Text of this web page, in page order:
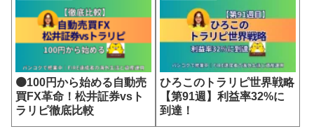
🟠100円から始める自動売
買FX革命！松井証券vsト
ラリピ徹底比較
ひろこのトラリピ世界戦略
【第91週】利益率32%に
到達！